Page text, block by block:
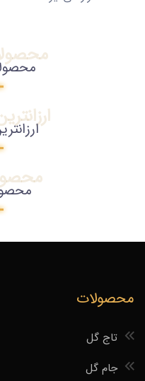
محصولات
تاج گل
جام گل